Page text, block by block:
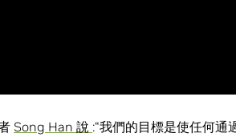
Song Han 說 :“我們的目標是使任何通